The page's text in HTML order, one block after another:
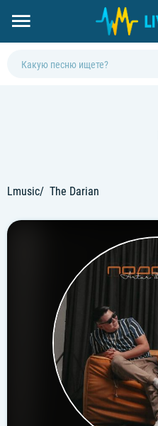
Lmusic The Darian